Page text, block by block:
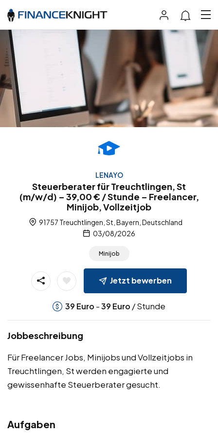
LENAYO
Steuerberater für Treuchtlingen, St
(m/w/d) – 39,00 € / Stunde – Freelancer,
Minijob, Vollzeitjob
91757 Treuchtlingen, St, Bayern, Deutschland
03/08/2026
Minijob
Jetzt bewerben
39 Euro -39 Euro / Stunde
Jobbeschreibung
Für Freelancer Jobs, Minijobs und Vollzeitjobs in
Treuchtlingen, St werden engagierte und
gewissenhafte Steuerberater gesucht.
Aufgaben